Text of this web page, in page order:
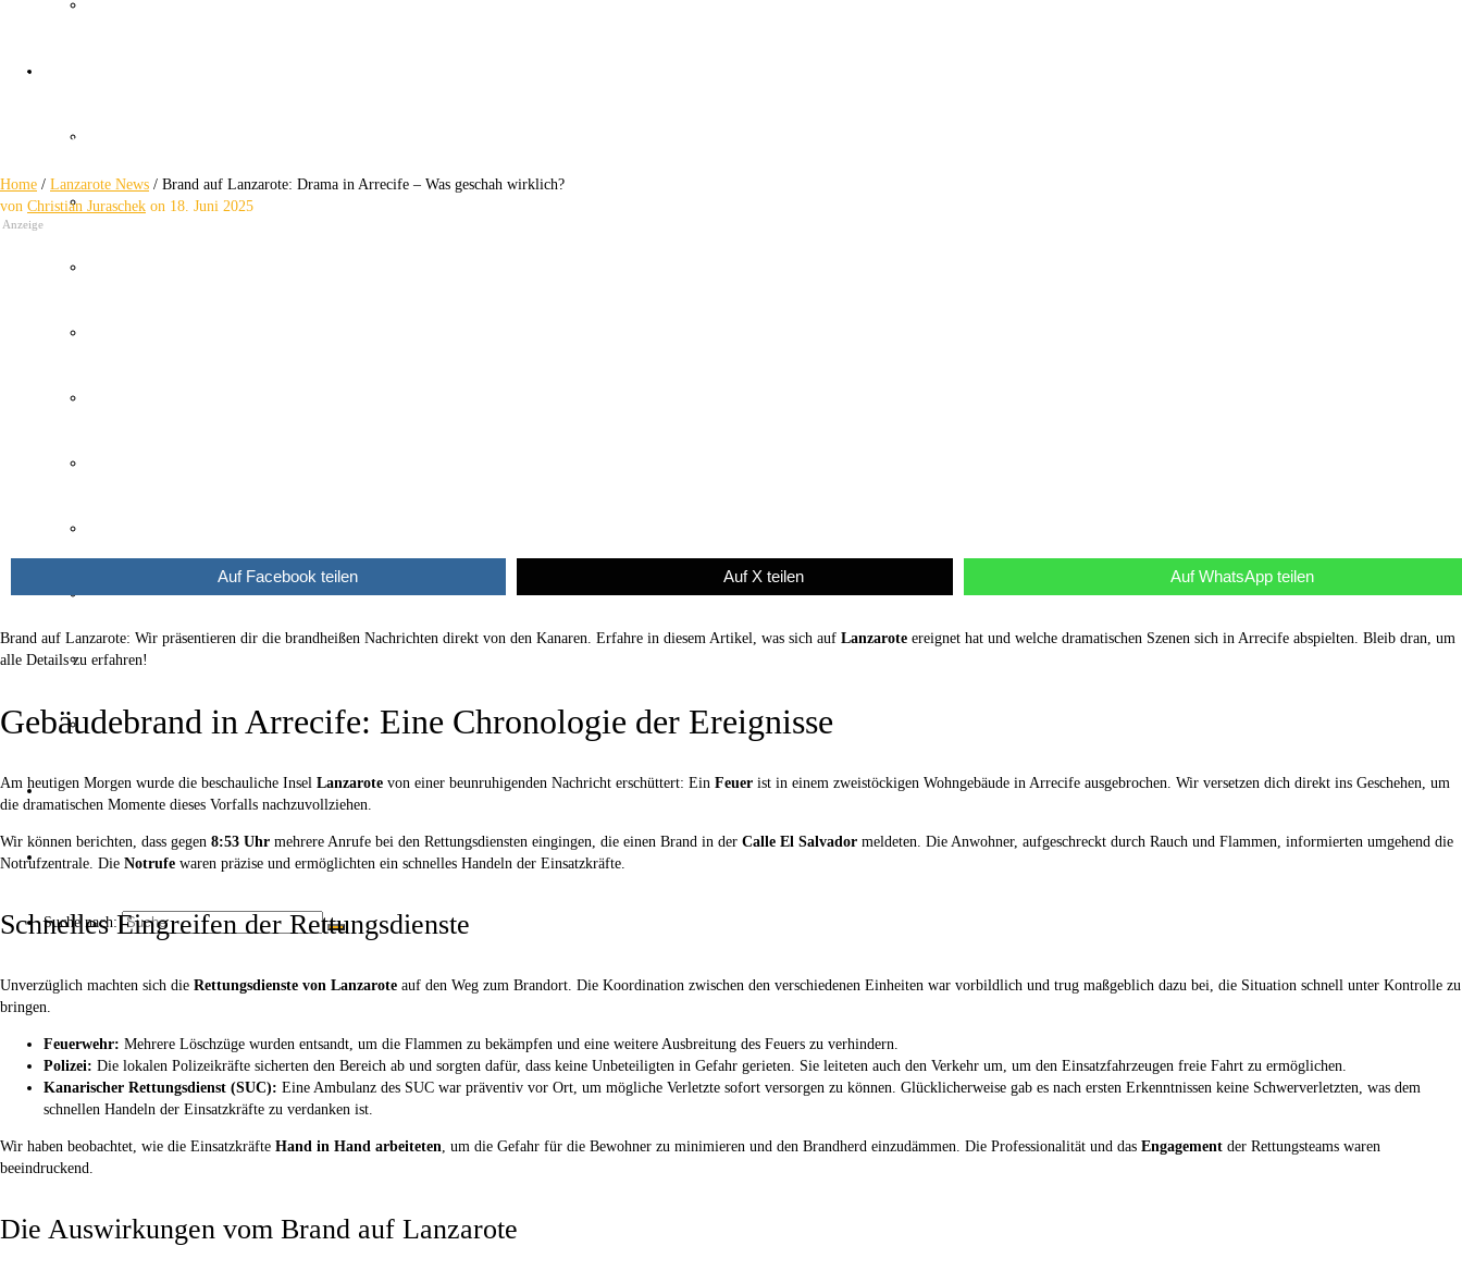
SUC
Policia Local Canarias
Immobilien Kanaren
Tourismus Kanaren
Über uns
Kaffee ☕
Suche nach:
Brand auf Lanzarote
Drama in Arrecife – Was geschah wirklich?
Home / Lanzarote News / Brand auf Lanzarote: Drama in Arrecife – Was geschah wirklich?
von Christian Juraschek on 18. Juni 2025
Anzeige
Auf Facebook teilen Auf X teilen Auf WhatsApp teilen
Brand auf Lanzarote: Wir präsentieren dir die brandheißen Nachrichten direkt von den Kanaren. Erfahre in diesem Artikel, was sich auf Lanzarote ereignet hat und welche dramatischen Szenen sich in Arrecife abspielten. Bleib dran, um
alle Details zu erfahren!
Gebäudebrand in Arrecife: Eine Chronologie der Ereignisse
Am heutigen Morgen wurde die beschauliche Insel Lanzarote von einer beunruhigenden Nachricht erschüttert: Ein Feuer ist in einem zweistöckigen Wohngebäude in Arrecife ausgebrochen. Wir versetzen dich direkt ins Geschehen, um
die dramatischen Momente dieses Vorfalls nachzuvollziehen.
Wir können berichten, dass gegen 8:53 Uhr mehrere Anrufe bei den Rettungsdiensten eingingen, die einen Brand in der Calle El Salvador meldeten. Die Anwohner, aufgeschreckt durch Rauch und Flammen, informierten umgehend die
Notrufzentrale. Die Notrufe waren präzise und ermöglichten ein schnelles Handeln der Einsatzkräfte.
Schnelles Eingreifen der Rettungsdienste
Unverzüglich machten sich die Rettungsdienste von Lanzarote auf den Weg zum Brandort. Die Koordination zwischen den verschiedenen Einheiten war vorbildlich und trug maßgeblich dazu bei, die Situation schnell unter Kontrolle zu
bringen.
Feuerwehr: Mehrere Löschzüge wurden entsandt, um die Flammen zu bekämpfen und eine weitere Ausbreitung des Feuers zu verhindern.
Polizei: Die lokalen Polizeikräfte sicherten den Bereich ab und sorgten dafür, dass keine Unbeteiligten in Gefahr gerieten. Sie leiteten auch den Verkehr um, um den Einsatzfahrzeugen freie Fahrt zu ermöglichen.
Kanarischer Rettungsdienst (SUC): Eine Ambulanz des SUC war präventiv vor Ort, um mögliche Verletzte sofort versorgen zu können. Glücklicherweise gab es nach ersten Erkenntnissen keine Schwerverletzten, was dem
schnellen Handeln der Einsatzkräfte zu verdanken ist.
Wir haben beobachtet, wie die Einsatzkräfte Hand in Hand arbeiteten, um die Gefahr für die Bewohner zu minimieren und den Brandherd einzudämmen. Die Professionalität und das Engagement der Rettungsteams waren
beeindruckend.
Die Auswirkungen vom Brand auf Lanzarote